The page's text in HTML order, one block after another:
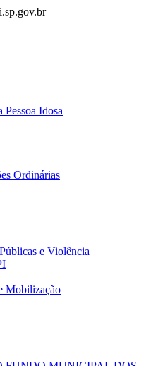
Idosa
Ordinárias
e Violência
Mobilização